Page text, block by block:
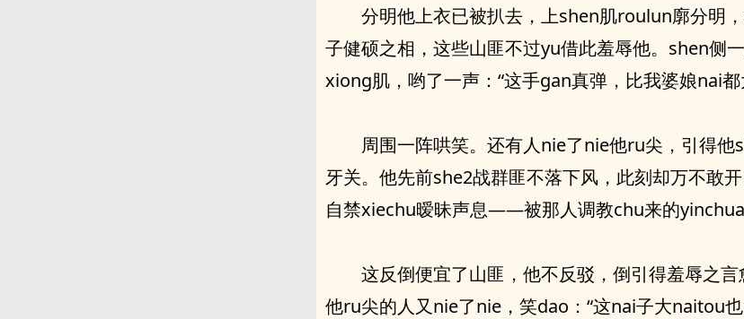
分明他上衣已被扒去，上shen肌roulun廓分明
子健硕之相，这些山匪不过yu借此羞辱他。shen侧
xiong肌，哟了一声：“这手gan真弹，比我婆娘nai都
周围一阵哄笑。还有人nie了nie他ru尖，引得
牙关。他先前she2战群匪不落下风，此刻却万不敢
自禁xiechu暧昧声息——被那人调教chu来的
这反倒便宜了山匪，他不反驳，倒引得羞辱之
他ru尖的人又nie了nie，笑dao：“这nai子大naitou